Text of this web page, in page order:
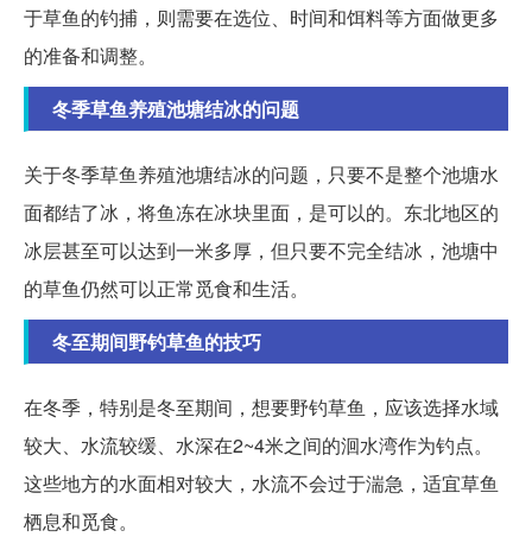
于草鱼的钓捕，则需要在选位、时间和饵料等方面做更多
的准备和调整。
冬季草鱼养殖池塘结冰的问题
关于冬季草鱼养殖池塘结冰的问题，只要不是整个池塘水
面都结了冰，将鱼冻在冰块里面，是可以的。东北地区的
冰层甚至可以达到一米多厚，但只要不完全结冰，池塘中
的草鱼仍然可以正常觅食和生活。
冬至期间野钓草鱼的技巧
在冬季，特别是冬至期间，想要野钓草鱼，应该选择水域
较大、水流较缓、水深在2~4米之间的洄水湾作为钓点。
这些地方的水面相对较大，水流不会过于湍急，适宜草鱼
栖息和觅食。